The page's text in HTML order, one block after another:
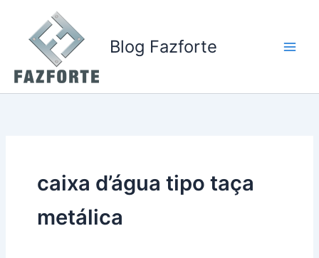
conteúdo
Blog Fazforte
caixa d’água tipo taça
metálica